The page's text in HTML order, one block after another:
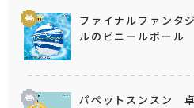
ファイナルファン
ルのビニールボール
パペットスンスン